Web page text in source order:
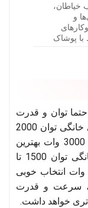
خیاطان،
و
با پوشاک
توان و قدرت
موتور آن را در نظر بگیرید. برای مدل های خانگی توان 2000
وات عالی و برای مدل های صنعتی توان 3000 وات بهترین
انتخاب است. برای اتو بخار مخزن دار خانگی توان 1500 تا
2000 وات و برای صنعتی 2000 تا 3000 وات انتخاب خوبی
سرعت و قدرت
تری خواهد داشت.